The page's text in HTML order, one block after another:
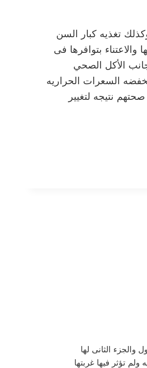
بتوافرها فى
الأكل الصحي
السعرات الحراريه
نتيجه لتغيير
غربه الياسمين هي الجزء الأول والجزء الثانى لها
تؤثر فيها غربتها